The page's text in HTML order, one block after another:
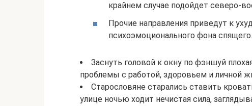
крайнем случае подойдет северо-
Прочие направления приведут к
психоэмоционального фона спящего.
Заснуть головой к окну по фэншуй
проблемы с работой, здоровьем и личной
Старословяне старались ставить
улице ночью ходит нечистая сила,